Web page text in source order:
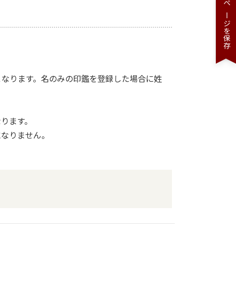
ります。名のみの印鑑を登録した場合に姓
ます。
りません。
ページを保存